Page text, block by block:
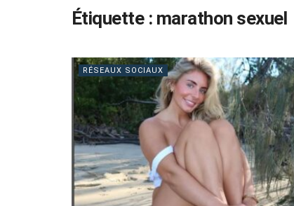
Étiquette : marathon sexuel
RÉSEAUX SOCIAUX